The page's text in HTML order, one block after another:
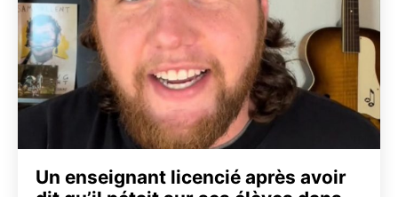
Un enseignant licencié après avoir